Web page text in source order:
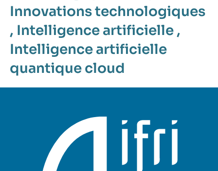
Innovations technologiques
, Intelligence artificielle ,
Intelligence artificielle
quantique cloud